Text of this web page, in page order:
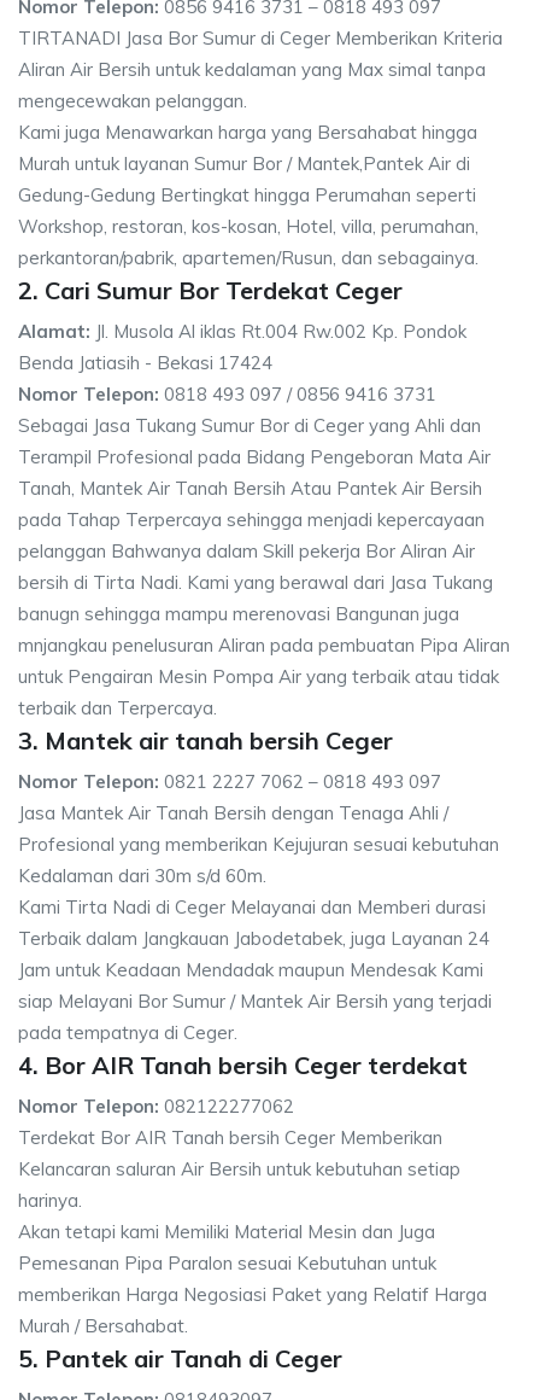
Nomor Telepon: 0856 9416 3731 – 0818 493 097
TIRTANADI Jasa Bor Sumur di Ceger Memberikan Kriteria
Aliran Air Bersih untuk kedalaman yang Max simal tanpa
mengecewakan pelanggan.
Kami juga Menawarkan harga yang Bersahabat hingga
Murah untuk layanan Sumur Bor / Mantek,Pantek Air di
Gedung-Gedung Bertingkat hingga Perumahan seperti
Workshop, restoran, kos-kosan, Hotel, villa, perumahan,
perkantoran/pabrik, apartemen/Rusun, dan sebagainya.
2. Cari Sumur Bor Terdekat Ceger
Alamat: Jl. Musola Al iklas Rt.004 Rw.002 Kp. Pondok
Benda Jatiasih - Bekasi 17424
Nomor Telepon: 0818 493 097 / 0856 9416 3731
Sebagai Jasa Tukang Sumur Bor di Ceger yang Ahli dan
Terampil Profesional pada Bidang Pengeboran Mata Air
Tanah, Mantek Air Tanah Bersih Atau Pantek Air Bersih
pada Tahap Terpercaya sehingga menjadi kepercayaan
pelanggan Bahwanya dalam Skill pekerja Bor Aliran Air
bersih di Tirta Nadi. Kami yang berawal dari Jasa Tukang
banugn sehingga mampu merenovasi Bangunan juga
mnjangkau penelusuran Aliran pada pembuatan Pipa Aliran
untuk Pengairan Mesin Pompa Air yang terbaik atau tidak
terbaik dan Terpercaya.
3. Mantek air tanah bersih Ceger
Nomor Telepon: 0821 2227 7062 – 0818 493 097
Jasa Mantek Air Tanah Bersih dengan Tenaga Ahli /
Profesional yang memberikan Kejujuran sesuai kebutuhan
Kedalaman dari 30m s/d 60m.
Kami Tirta Nadi di Ceger Melayanai dan Memberi durasi
Terbaik dalam Jangkauan Jabodetabek, juga Layanan 24
Jam untuk Keadaan Mendadak maupun Mendesak Kami
siap Melayani Bor Sumur / Mantek Air Bersih yang terjadi
pada tempatnya di Ceger.
4. Bor AIR Tanah bersih Ceger terdekat
Nomor Telepon: 082122277062
Terdekat Bor AIR Tanah bersih Ceger Memberikan
Kelancaran saluran Air Bersih untuk kebutuhan setiap
harinya.
Akan tetapi kami Memiliki Material Mesin dan Juga
Pemesanan Pipa Paralon sesuai Kebutuhan untuk
memberikan Harga Negosiasi Paket yang Relatif Harga
Murah / Bersahabat.
5. Pantek air Tanah di Ceger